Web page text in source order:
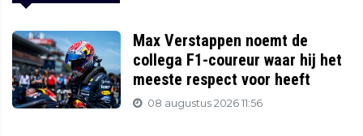
Max Verstappen noemt de
collega F1-coureur waar hij het
meeste respect voor heeft
08 augustus 2026 11:56